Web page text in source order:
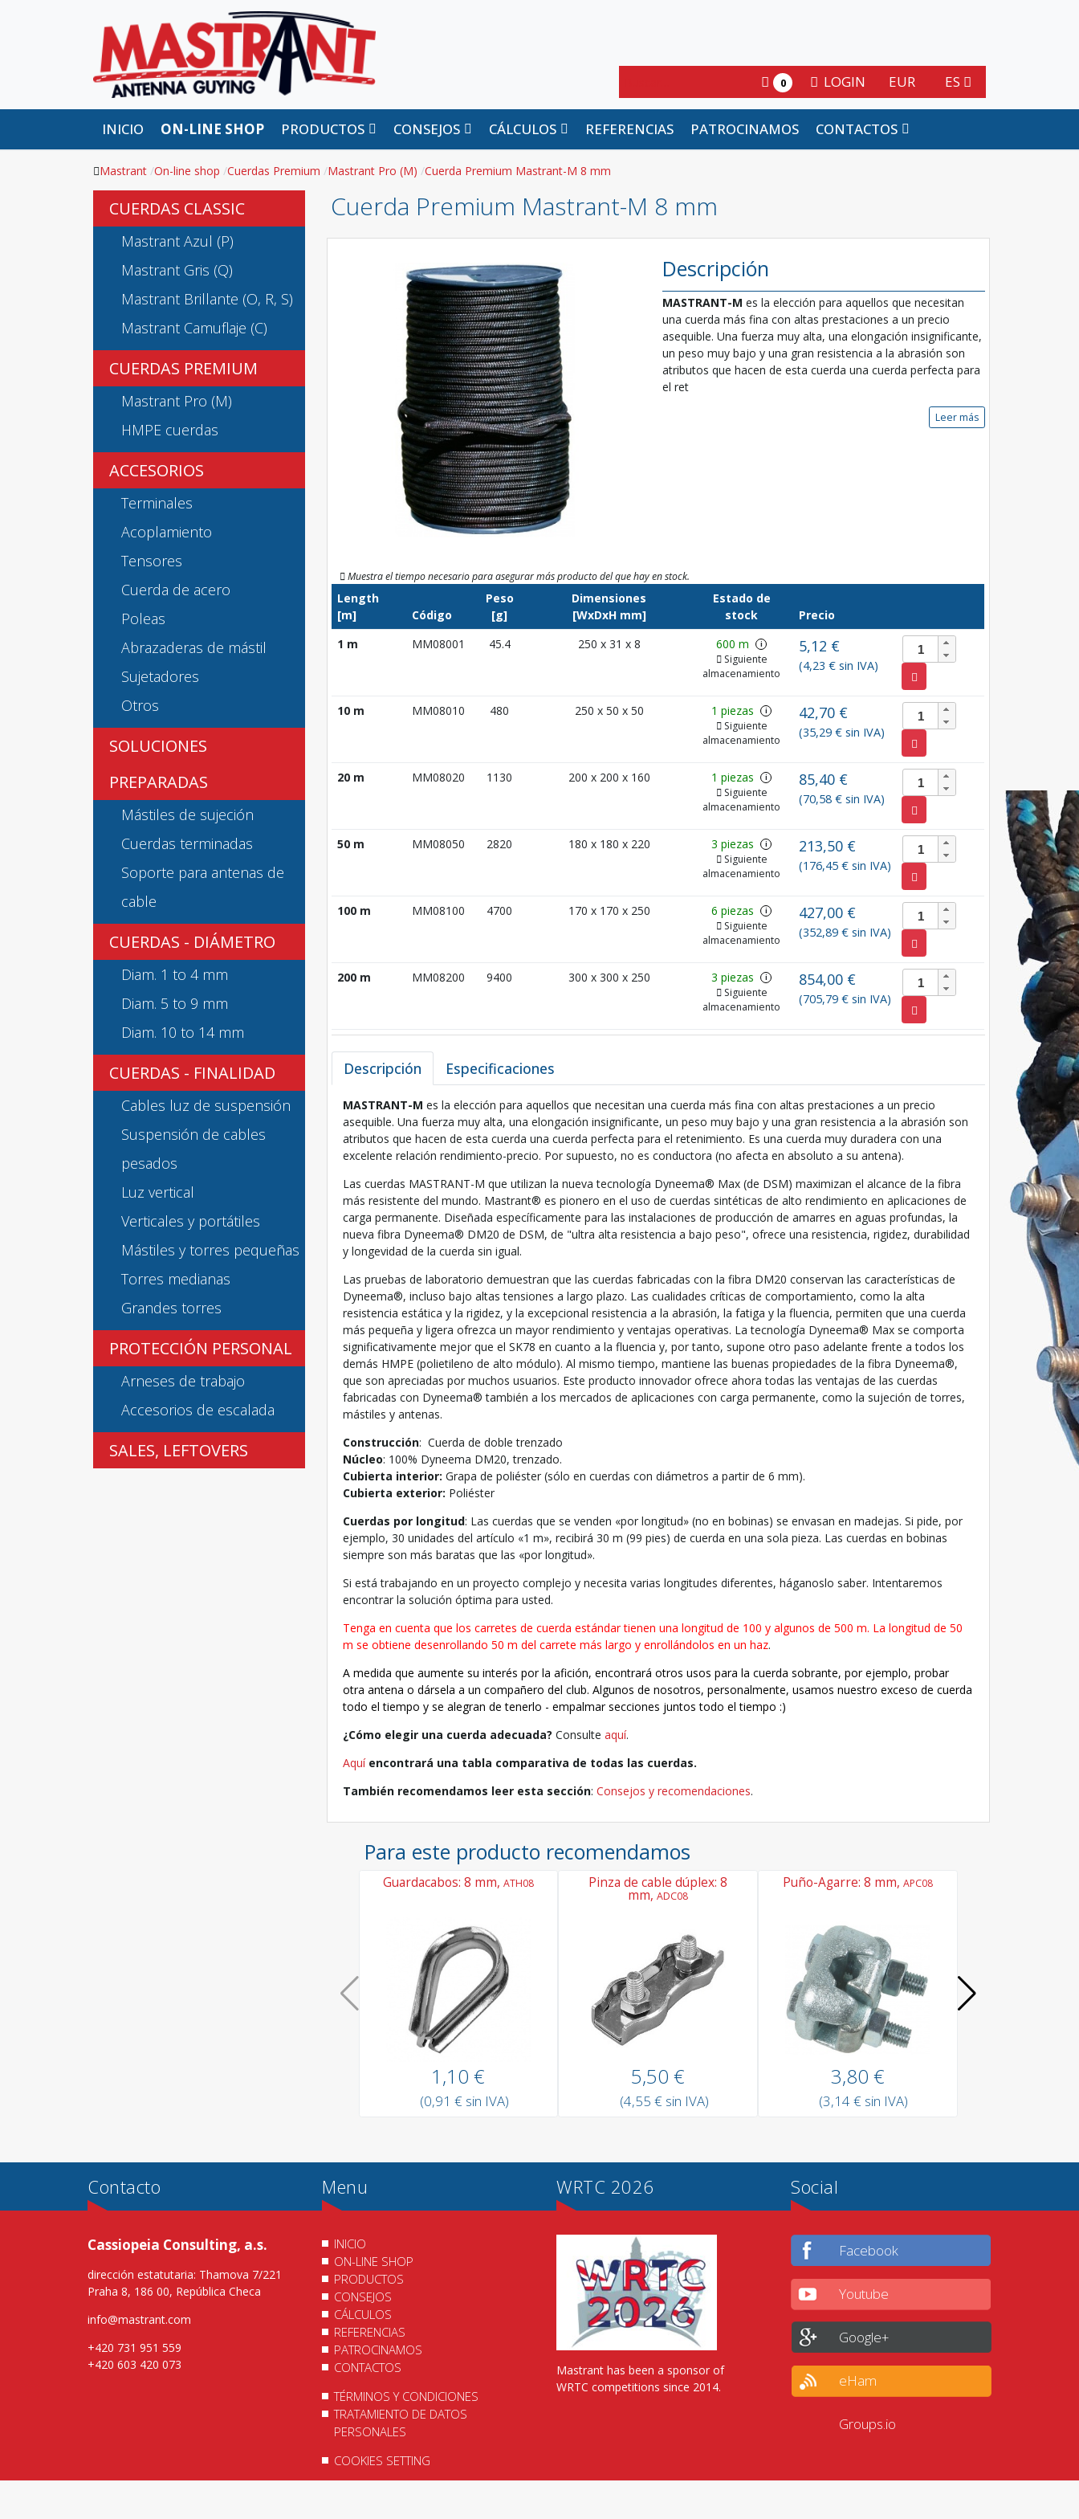
ES
EUR
LOGIN
0
INICIO ON-LINE SHOP PRODUCTOS CONSEJOS CÁLCULOS REFERENCIAS PATROCINAMOS CONTACTOS
Mastrant On-line shop Cuerdas Premium Mastrant Pro (M) Cuerda Premium Mastrant-M 8 mm
Cuerda Premium Mastrant-M 8 mm
Descripción
MASTRANT-M es la elección para aquellos que necesitan
una cuerda más fina con altas prestaciones a un precio
asequible. Una fuerza muy alta, una elongación insignificante,
un peso muy bajo y una gran resistencia a la abrasión son
atributos que hacen de esta cuerda una cuerda perfecta para
el ret
Leer más
Muestra el tiempo necesario para asegurar más producto del que hay en stock.
Length
[m]
Código
Peso
[g]
Dimensiones
[WxDxH mm]
Estado de
stock
Precio
1 m
MM08001 45.4 250 x 31 x 8 600 m i
Siguiente
almacenamiento
5,12 €
(4,23 € sin IVA)
10 m MM08010 480 250 x 50 x 50 1 piezas i
Siguiente
almacenamiento
42,70 €
(35,29 € sin IVA)
20 m MM08020 1130 200 x 200 x 160 1 piezas i
Siguiente
almacenamiento
85,40 €
(70,58 € sin IVA)
50 m MM08050 2820 180 x 180 x 220 3 piezas i
Siguiente
almacenamiento
213,50 €
(176,45 € sin IVA)
100 m MM08100 4700 170 x 170 x 250 6 piezas i
Siguiente
almacenamiento
427,00 €
(352,89 € sin IVA)
200 m MM08200 9400 300 x 300 x 250 3 piezas i
Siguiente
almacenamiento
854,00 €
(705,79 € sin IVA)
Descripción Especificaciones
MASTRANT-M es la elección para aquellos que necesitan una cuerda más fina con altas prestaciones a un precio
asequible. Una fuerza muy alta, una elongación insignificante, un peso muy bajo y una gran resistencia a la abrasión son
atributos que hacen de esta cuerda una cuerda perfecta para el retenimiento. Es una cuerda muy duradera con una
excelente relación rendimiento-precio. Por supuesto, no es conductora (no afecta en absoluto a su antena).
Las cuerdas MASTRANT-M que utilizan la nueva tecnología Dyneema® Max (de DSM) maximizan el alcance de la fibra
más resistente del mundo. Mastrant® es pionero en el uso de cuerdas sintéticas de alto rendimiento en aplicaciones de
carga permanente. Diseñada específicamente para las instalaciones de producción de amarres en aguas profundas, la
nueva fibra Dyneema® DM20 de DSM, de "ultra alta resistencia a bajo peso", ofrece una resistencia, rigidez, durabilidad
y longevidad de la cuerda sin igual.
Las pruebas de laboratorio demuestran que las cuerdas fabricadas con la fibra DM20 conservan las características de
Dyneema®, incluso bajo altas tensiones a largo plazo. Las cualidades críticas de comportamiento, como la alta
resistencia estática y la rigidez, y la excepcional resistencia a la abrasión, la fatiga y la fluencia, permiten que una cuerda
más pequeña y ligera ofrezca un mayor rendimiento y ventajas operativas. La tecnología Dyneema® Max se comporta
significativamente mejor que el SK78 en cuanto a la fluencia y, por tanto, supone otro paso adelante frente a todos los
demás HMPE (polietileno de alto módulo). Al mismo tiempo, mantiene las buenas propiedades de la fibra Dyneema®,
que son apreciadas por muchos usuarios. Este producto innovador ofrece ahora todas las ventajas de las cuerdas
fabricadas con Dyneema® también a los mercados de aplicaciones con carga permanente, como la sujeción de torres,
mástiles y antenas.
Construcción: Cuerda de doble trenzado
Núcleo: 100% Dyneema DM20, trenzado.
Cubierta interior: Grapa de poliéster (sólo en cuerdas con diámetros a partir de 6 mm).
Cubierta exterior: Poliéster
Cuerdas por longitud: Las cuerdas que se venden «por longitud» (no en bobinas) se envasan en madejas. Si pide, por
ejemplo, 30 unidades del artículo «1 m», recibirá 30 m (99 pies) de cuerda en una sola pieza. Las cuerdas en bobinas
siempre son más baratas que las «por longitud».
Si está trabajando en un proyecto complejo y necesita varias longitudes diferentes, háganoslo saber. Intentaremos
encontrar la solución óptima para usted.
Tenga en cuenta que los carretes de cuerda estándar tienen una longitud de 100 y algunos de 500 m. La longitud de 50
m se obtiene desenrollando 50 m del carrete más largo y enrollándolos en un haz.
A medida que aumente su interés por la afición, encontrará otros usos para la cuerda sobrante, por ejemplo, probar
otra antena o dársela a un compañero del club. Algunos de nosotros, personalmente, usamos nuestro exceso de cuerda
todo el tiempo y se alegran de tenerlo - empalmar secciones juntos todo el tiempo :)
¿Cómo elegir una cuerda adecuada? Consulte aquí.
Aquí encontrará una tabla comparativa de todas las cuerdas.
También recomendamos leer esta sección: Consejos y recomendaciones.
Para este producto recomendamos
Guardacabos: 8 mm, ATH08
1,10 €
(0,91 € sin IVA)
Pinza de cable dúplex: 8
mm,ADC08
5,50 €
(4,55 € sin IVA)
Puño-Agarre: 8 mm, APC08
3,80 €
(3,14 € sin IVA)
CUERDAS CLASSIC
Mastrant Azul (P)
Mastrant Gris (Q)
Mastrant Brillante (O, R, S)
Mastrant Camuflaje (C)
CUERDAS PREMIUM
Mastrant Pro (M)
HMPE cuerdas
ACCESORIOS
Terminales
Acoplamiento
Tensores
Cuerda de acero
Poleas
Abrazaderas de mástil
Sujetadores
Otros
SOLUCIONES
PREPARADAS
Mástiles de sujeción
Cuerdas terminadas
Soporte para antenas de
cable
CUERDAS - DIÁMETRO
Diam. 1 to 4 mm
Diam. 5 to 9 mm
Diam. 10 to 14 mm
CUERDAS - FINALIDAD
Cables luz de suspensión
Suspensión de cables
pesados
Luz vertical
Verticales y portátiles
Mástiles y torres pequeñas
Torres medianas
Grandes torres
PROTECCIÓN PERSONAL
Arneses de trabajo
Accesorios de escalada
SALES, LEFTOVERS
Contacto
Cassiopeia Consulting, a.s.
dirección estatutaria: Thamova 7/221
Praha 8, 186 00, República Checa
info@mastrant.com
+420 731 951 559
+420 603 420 073
Menu
INICIO
ON-LINE SHOP
PRODUCTOS
CONSEJOS
CÁLCULOS
REFERENCIAS
PATROCINAMOS
CONTACTOS
TÉRMINOS Y CONDICIONES
TRATAMIENTO DE DATOS
PERSONALES
COOKIES SETTING
WRTC 2026
Mastrant has been a sponsor of
WRTC competitions since 2014.
Social
Facebook
Youtube
Google+
eHam
Groups.io